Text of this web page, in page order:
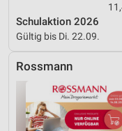
Schulaktion 2026
Gültig bis Di. 22.09.
Rossmann